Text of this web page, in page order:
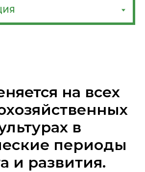
на всех
в
периоды
и развития.